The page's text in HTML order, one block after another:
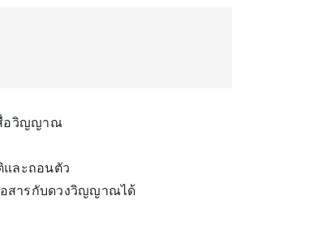
สื่อวิญญาณ
และถอนตัว
อสารกับดวงวิญญาณได้